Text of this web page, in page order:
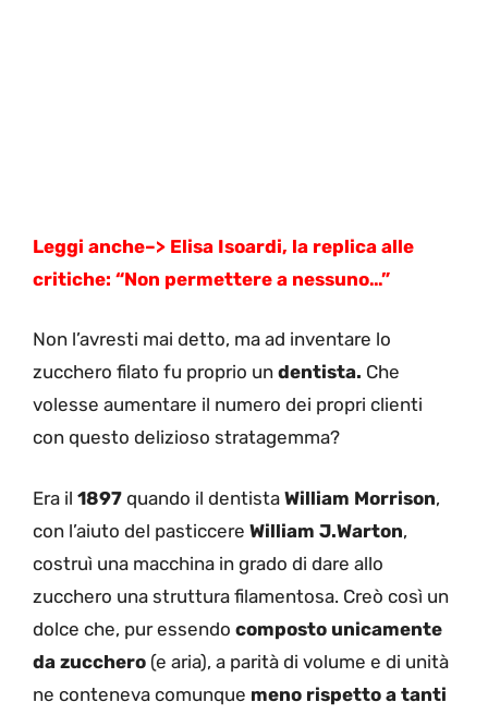
Leggi anche–> Elisa Isoardi, la replica alle
critiche: “Non permettere a nessuno…”
Non l’avresti mai detto, ma ad inventare lo
zucchero filato fu proprio un dentista. Che
volesse aumentare il numero dei propri clienti
con questo delizioso stratagemma?
Era il 1897 quando il dentista William Morrison,
con l’aiuto del pasticcere William J.Warton,
costruì una macchina in grado di dare allo
zucchero una struttura filamentosa. Creò così un
dolce che, pur essendo composto unicamente
da zucchero (e aria), a parità di volume e di unità
ne conteneva comunque meno rispetto a tanti